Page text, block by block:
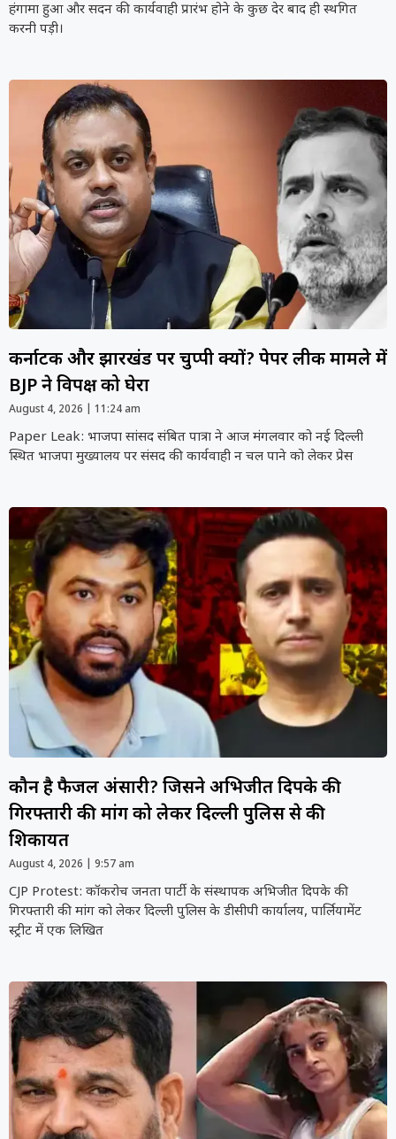
हंगामा हुआ और सदन की कार्यवाही प्रारंभ होने के कुछ देर बाद ही स्थगित
करनी पड़ी।
कर्नाटक और झारखंड पर चुप्पी क्यों? पेपर लीक मामले में
BJP ने विपक्ष को घेरा
August 4, 2026 11:24 am
Paper Leak: भाजपा सांसद संबित पात्रा ने आज मंगलवार को नई दिल्ली
स्थित भाजपा मुख्यालय पर संसद की कार्यवाही न चल पाने को लेकर प्रेस
कौन है फैजल अंसारी? जिसने अभिजीत दिपके की
गिरफ्तारी की मांग को लेकर दिल्ली पुलिस से की
शिकायत
August 4, 2026 9:57 am
CJP Protest: कॉकरोच जनता पार्टी के संस्थापक अभिजीत दिपके की
गिरफ्तारी की मांग को लेकर दिल्ली पुलिस के डीसीपी कार्यालय, पार्लियामेंट
स्ट्रीट में एक लिखित